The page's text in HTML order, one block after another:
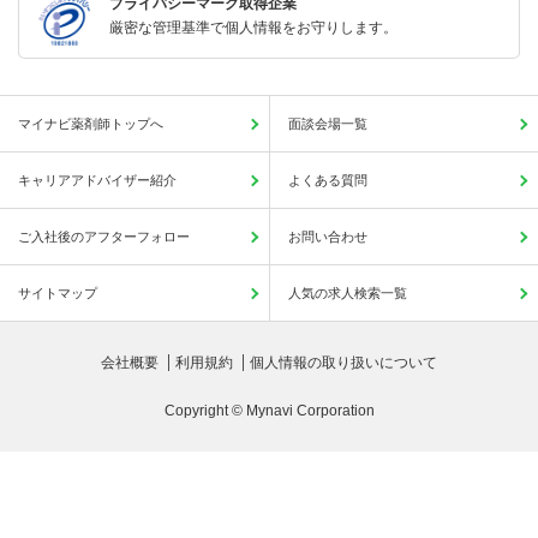
厳密な管理基準で個人情報をお守りします。
マイナビ薬剤師トップへ 面談会場一覧
キャリアアドバイザー紹介 よくある質問
ご入社後のアフターフォロー お問い合わせ
サイトマップ 人気の求人検索一覧
会社概要 利用規約 個人情報の取り扱いについて
Copyright © Mynavi Corporation